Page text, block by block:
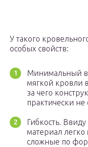
У такого
особых свойств:
Минимальный
мягкой кровли
за чего
практически не
Гибкость.
материал
сложные по